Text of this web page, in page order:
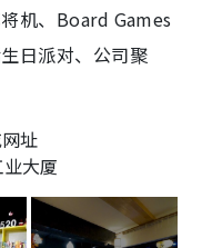
机、Board Games
日派对、公司聚
址
大厦